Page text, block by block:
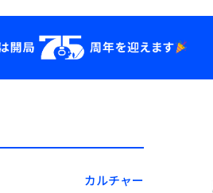
YouTube
カルチャー